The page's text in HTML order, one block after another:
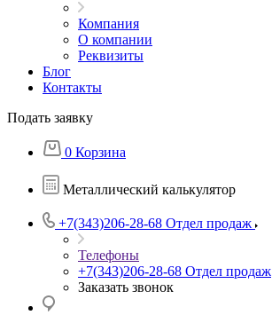
Компания
О компании
Реквизиты
Блог
Контакты
Подать заявку
0 Корзина
Металлический калькулятор
+7(343)206-28-68 Отдел продаж
Телефоны
+7(343)206-28-68 Отдел продаж
Заказать звонок